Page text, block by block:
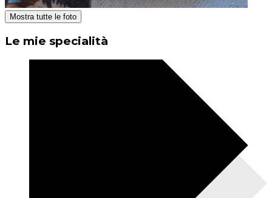
Mostra tutte le foto
Le mie specialità